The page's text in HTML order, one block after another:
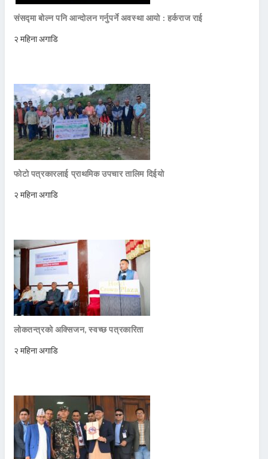
संसद्मा बोल्न पनि आन्दोलन गर्नुपर्ने अवस्था आयो : हर्कराज राई
२ महिना अगाडि
फोटो पत्रकारलाई प्राथमिक उपचार तालिम दिईयो
२ महिना अगाडि
लोकतन्त्रको अक्सिजन, स्वच्छ पत्रकारिता
२ महिना अगाडि